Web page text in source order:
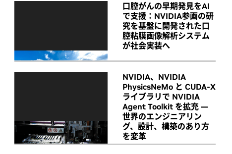
口腔がんの早期発見をAI
で支援：NVIDIA参画の研
究を基盤に開発された口
腔粘膜画像解析システム
が社会実装へ
NVIDIA、NVIDIA
PhysicsNeMo と CUDA-X
ライブラリで NVIDIA
Agent Toolkit を拡充 ―
世界のエンジニアリン
グ、設計、構築のあり方
を変革